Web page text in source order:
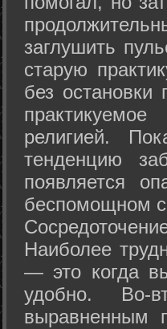
заглушить
старую
без остановки
религией.
тенденцию
появляется
беспомощном
Наиболее
— это когда
удобно. Во-
выравненным